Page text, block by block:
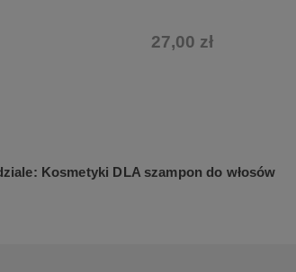
27,00 zł
Kosmetyki DLA szampon do włosów